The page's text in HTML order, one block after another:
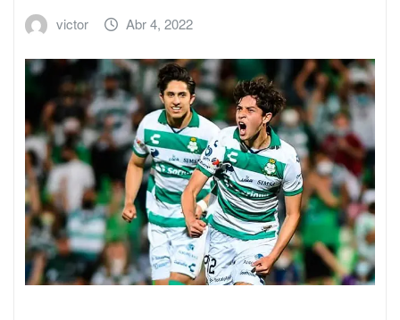
victor Abr 4, 2022